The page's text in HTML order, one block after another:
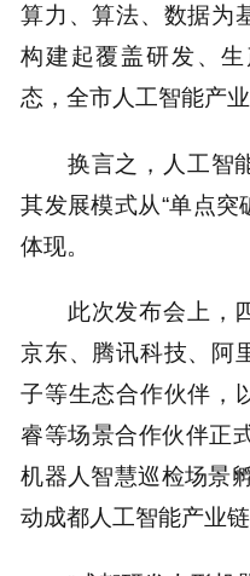
算力、算法、数据为
构建起覆盖研发、
态，全市人工智能产
换言之，人工智
其发展模式从“单点突
体现。
此次发布会上，
京东、腾讯科技、阿
子等生态合作伙伴，
睿等场景合作伙伴正
机器人智慧巡检场景
动成都人工智能产业链